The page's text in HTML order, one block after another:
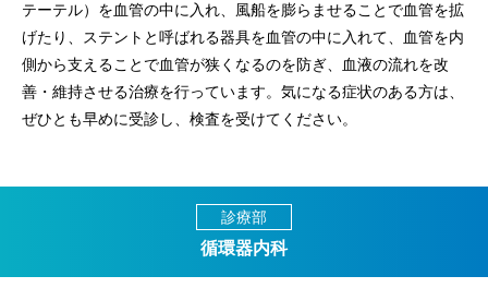
テーテル）を血管の中に入れ、風船を膨らませることで血管を拡
げたり、ステントと呼ばれる器具を血管の中に入れて、血管を内
側から支えることで血管が狭くなるのを防ぎ、血液の流れを改
善・維持させる治療を行っています。気になる症状のある方は、
ぜひとも早めに受診し、検査を受けてください。
診療部
循環器内科